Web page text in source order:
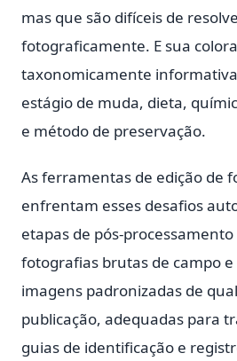
mas que são difíceis de
fotograficamente. E sua
taxonomicamente
estágio de muda, dieta,
e método de preservação.
As ferramentas de edição de
enfrentam esses desafios
etapas de pós-
fotografias brutas de campo
imagens padronizadas de
publicação, adequadas para
guias de identificação e